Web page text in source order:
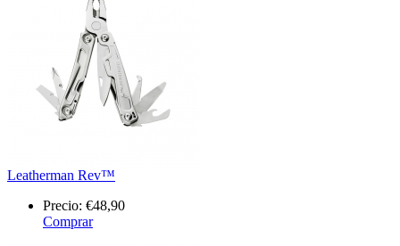
Leatherman Rev™
Precio: €48,90
Comprar